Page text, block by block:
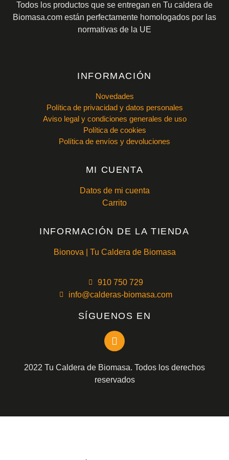
Todos los productos que se entregan en Tu caldera de
Biomasa.com están perfectamente homologados por las
normativas de la UE
INFORMACIÓN
Novedades
Política de privacidad y datos personales
Aviso legal y condiciones generales de uso
Política de cookies
Política de envíos y devoluciones
MI CUENTA
Datos de mi cuenta
Carrito
INFORMACIÓN DE LA TIENDA
Bionova | Tu Caldera de Biomasa
910 750 729
info@calderas-biomasa.com
SÍGUENOS EN
2022 Tu Caldera de Biomasa. Todos los derechos
reservados